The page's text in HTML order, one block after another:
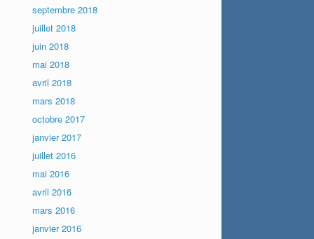
septembre 2018
juillet 2018
juin 2018
mai 2018
avril 2018
mars 2018
octobre 2017
janvier 2017
juillet 2016
mai 2016
avril 2016
mars 2016
janvier 2016